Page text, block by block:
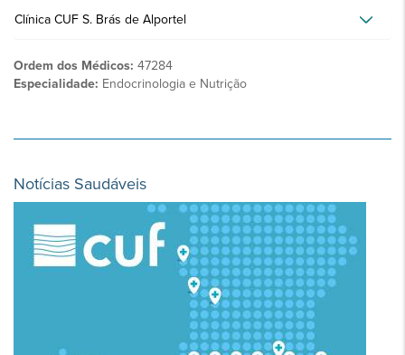
Clínica CUF S. Brás de Alportel
Ordem dos Médicos: 47284
Especialidade: Endocrinologia e Nutrição
Notícias Saudáveis